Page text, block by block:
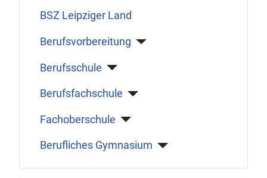
BSZ Leipziger Land
Berufsvorbereitung
Berufsschule
Berufsfachschule
Fachoberschule
Berufliches Gymnasium